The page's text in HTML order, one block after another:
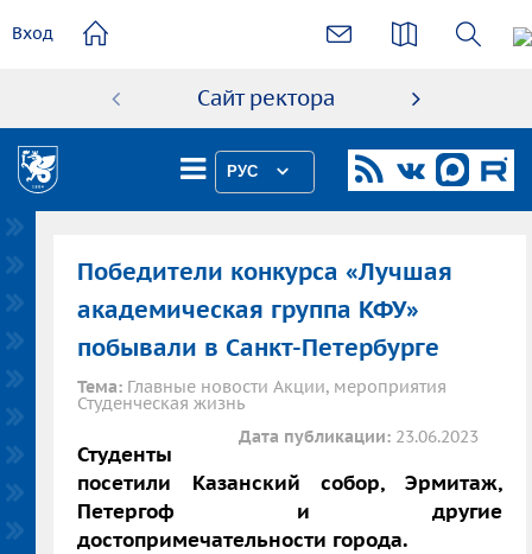
содержанию
Вход
Сайт ректора
РУС
Победители конкурса «Лучшая
академическая группа КФУ»
побывали в Санкт-Петербурге
Тема: Главные новости Акции, мероприятия
Студенческая жизнь
Дата публикации: 23.06.2023
Студенты
посетили Казанский собор, Эрмитаж,
Петергоф и другие
достопримечательности города.